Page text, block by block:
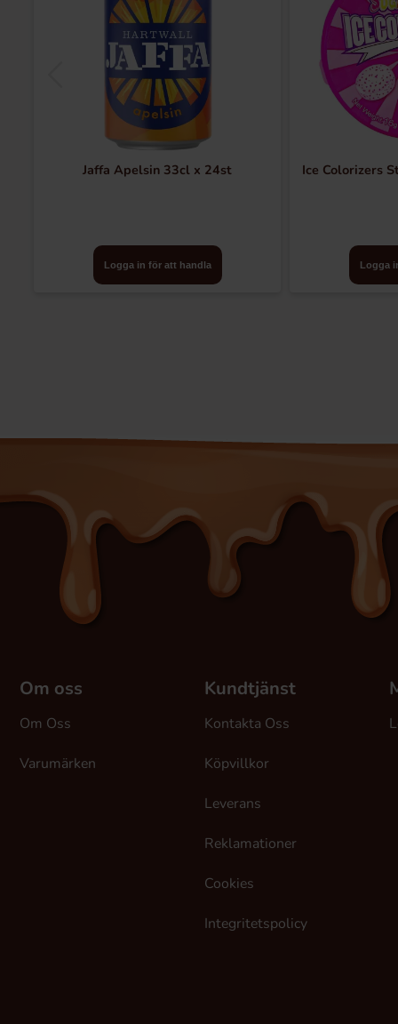
Jaffa Apelsin 33cl x 24st
Logga in för att handla
Ice Colorizers
Logga
Om oss
Om Oss
Varumärken
Kundtjänst
Kontakta Oss
Köpvillkor
Leverans
Reklamationer
Cookies
Integritetspolicy